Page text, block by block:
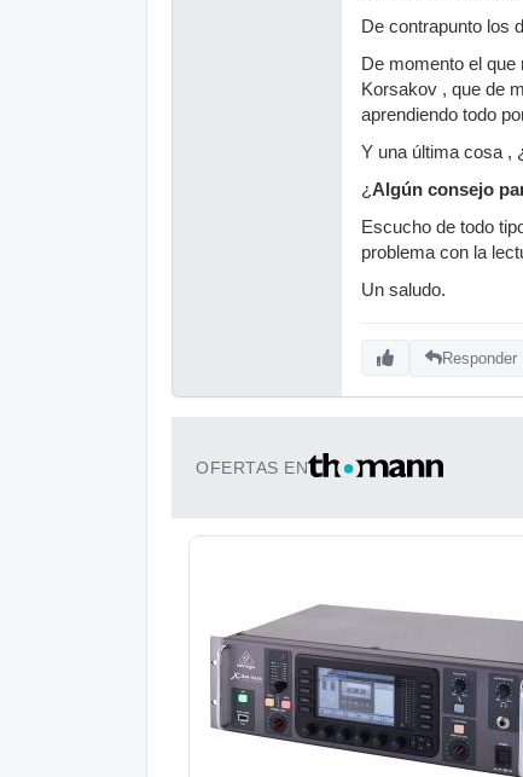
De contrapunto los
De momento el
Korsakov , que de
aprendiendo todo
Y una última cosa , ¿
¿Algún consejo
Escucho de todo
problema con la
Un saludo.
Responder
OFERTAS EN